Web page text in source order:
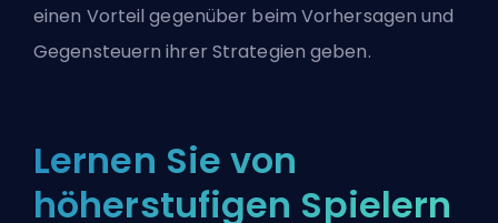
einen Vorteil gegenüber beim Vorhersagen und
Gegensteuern ihrer Strategien geben.
Lernen Sie von
höherstufigen Spielern